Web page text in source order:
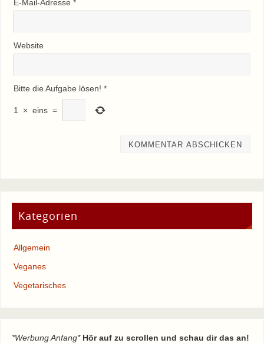
E-Mail-Adresse *
Website
Bitte die Aufgabe lösen! *
1 × eins =
Kategorien
Allgemein
Veganes
Vegetarisches
*Werbung Anfang* Hör auf zu scrollen und schau dir das an!